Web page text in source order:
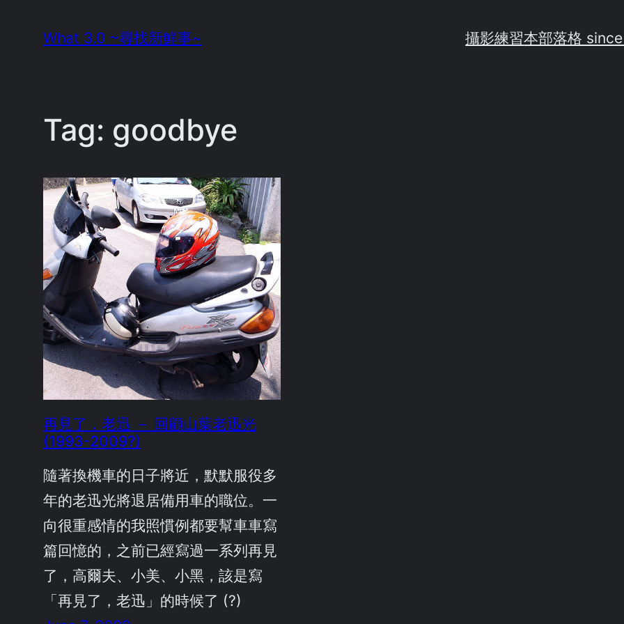
What 3.0 ~尋找新鮮事~ 攝影練習本部落格
Tag: goodbye
再見了，老迅 － 回顧山葉老迅光
(1993-2009?)
隨著換機車的日子將近，默默服役多
年的老迅光將退居備用車的職位。一
向很重感情的我照慣例都要幫車車寫
篇回憶的，之前已經寫過一系列再見
了，高爾夫、小美、小黑，該是寫
「再見了，老迅」的時候了 (?)